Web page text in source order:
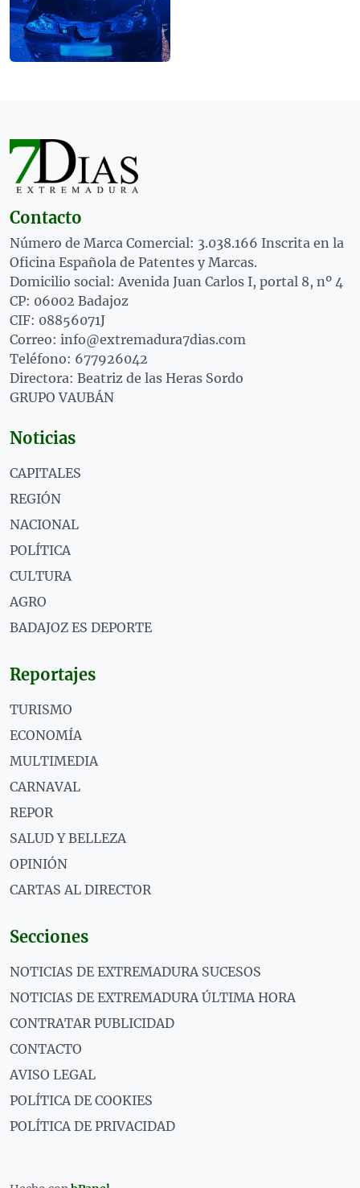
Contacto
Número de Marca Comercial: 3.038.166 Inscrita en la
Oficina Española de Patentes y Marcas.
Domicilio social: Avenida Juan Carlos I, portal 8, nº 4
CP: 06002 Badajoz
CIF: 08856071J
Correo: info@extremadura7dias.com
Teléfono: 677926042
Directora: Beatriz de las Heras Sordo
GRUPO VAUBÁN
Noticias
CAPITALES
REGIÓN
NACIONAL
POLÍTICA
CULTURA
AGRO
BADAJOZ ES DEPORTE
Reportajes
TURISMO
ECONOMÍA
MULTIMEDIA
CARNAVAL
REPOR
SALUD Y BELLEZA
OPINIÓN
CARTAS AL DIRECTOR
Secciones
NOTICIAS DE EXTREMADURA SUCESOS
NOTICIAS DE EXTREMADURA ÚLTIMA HORA
CONTRATAR PUBLICIDAD
CONTACTO
AVISO LEGAL
POLÍTICA DE COOKIES
POLÍTICA DE PRIVACIDAD